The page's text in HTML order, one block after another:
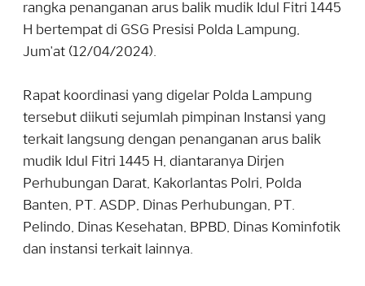
rangka penanganan arus balik mudik Idul Fitri 1445
H bertempat di GSG Presisi Polda Lampung,
Jum'at (12/04/2024).
Rapat koordinasi yang digelar Polda Lampung
tersebut diikuti sejumlah pimpinan Instansi yang
terkait langsung dengan penanganan arus balik
mudik Idul Fitri 1445 H, diantaranya Dirjen
Perhubungan Darat, Kakorlantas Polri, Polda
Banten, PT. ASDP, Dinas Perhubungan, PT.
Pelindo, Dinas Kesehatan, BPBD, Dinas Kominfotik
dan instansi terkait lainnya.